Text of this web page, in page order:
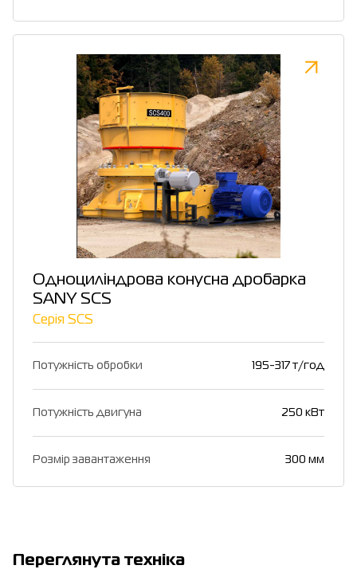
Одноциліндрова конусна дробарка
SANY SCS
Серія SCS
Потужність обробки 195-317 т/год
Потужність двигуна 250 кВт
Розмір завантаження 300 мм
Переглянута техніка